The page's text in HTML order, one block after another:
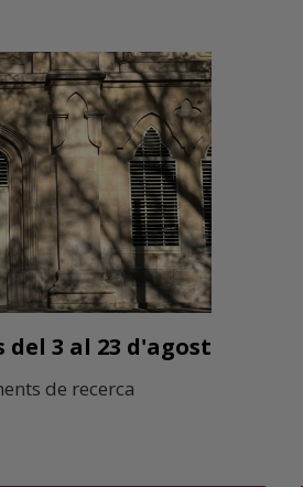
del 3 al 23 d'agost
de recerca